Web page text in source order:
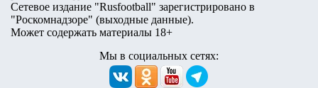
Сетевое издание "Rusfootball" зарегистрировано в
"Роскомнадзоре" (выходные данные).
Может содержать материалы 18+
Мы в социальных сетях: